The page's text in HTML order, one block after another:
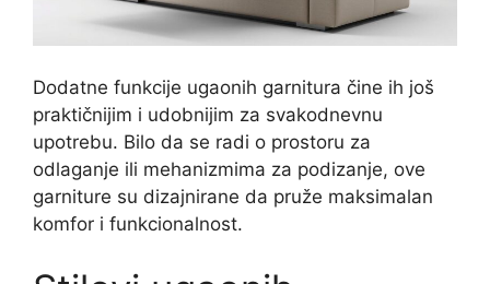
Dodatne funkcije ugaonih garnitura čine ih još
praktičnijim i udobnijim za svakodnevnu
upotrebu. Bilo da se radi o prostoru za
odlaganje ili mehanizmima za podizanje, ove
garniture su dizajnirane da pruže maksimalan
komfor i funkcionalnost.